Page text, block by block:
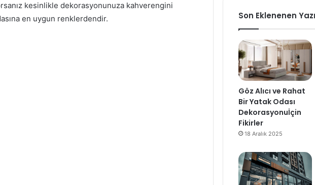
kesinlikle dekorasyonunuza kahverengini
en uygun renklerdendir.
Son Eklenenen
Göz Alıcı ve Rahat
Bir Yatak Odası
Dekorasyonuİçin
Fikirler
18 Aralık 2025